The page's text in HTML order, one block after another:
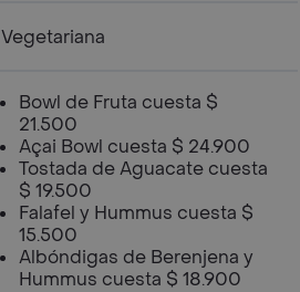
Vegetariana
Bowl de Fruta cuesta $
21.500
Açai Bowl cuesta $ 24.900
Tostada de Aguacate cuesta
$ 19.500
Falafel y Hummus cuesta $
15.500
Albóndigas de Berenjena y
Hummus cuesta $ 18.900